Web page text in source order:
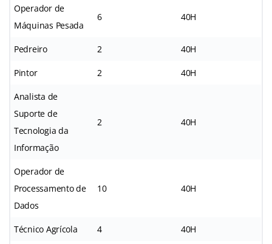
Operador de
Máquinas Pesada
6 40H
Pedreiro 2 40H
Pintor 2 40H
Analista de
Suporte de
Tecnologia da
Informação
2 40H
Operador de
Processamento de
Dados
10 40H
Técnico Agrícola 4 40H